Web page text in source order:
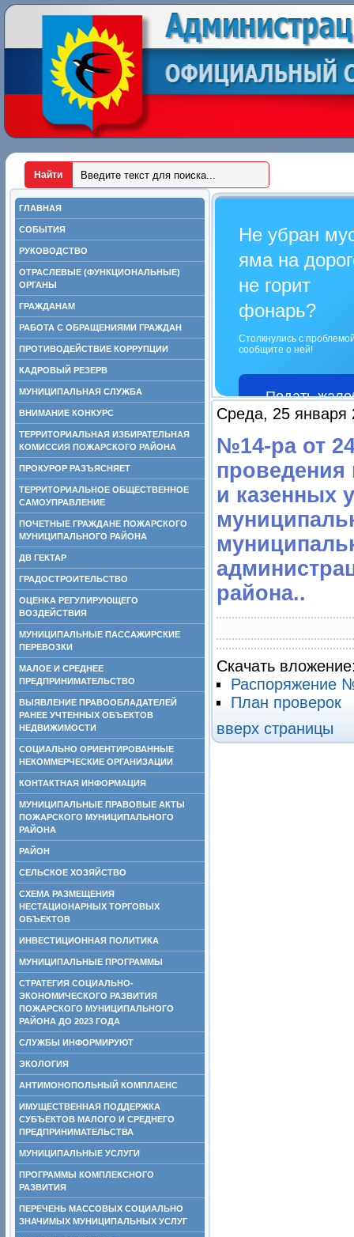
ГЛАВНАЯ
СОБЫТИЯ
РУКОВОДСТВО
ОТРАСЛЕВЫЕ (ФУНКЦИОНАЛЬНЫЕ)
ОРГАНЫ
ГРАЖДАНАМ
РАБОТА С ОБРАЩЕНИЯМИ ГРАЖДАН
ПРОТИВОДЕЙСТВИЕ КОРРУПЦИИ
КАДРОВЫЙ РЕЗЕРВ
МУНИЦИПАЛЬНАЯ СЛУЖБА
ВНИМАНИЕ КОНКУРС
ТЕРРИТОРИАЛЬНАЯ ИЗБИРАТЕЛЬНАЯ
КОМИССИЯ ПОЖАРСКОГО РАЙОНА
ПРОКУРОР РАЗЪЯСНЯЕТ
ТЕРРИТОРИАЛЬНОЕ ОБЩЕСТВЕННОЕ
САМОУПРАВЛЕНИЕ
ПОЧЕТНЫЕ ГРАЖДАНЕ ПОЖАРСКОГО
МУНИЦИПАЛЬНОГО РАЙОНА
ДВ ГЕКТАР
ГРАДОСТРОИТЕЛЬСТВО
ОЦЕНКА РЕГУЛИРУЮЩЕГО
ВОЗДЕЙСТВИЯ
МУНИЦИПАЛЬНЫЕ ПАССАЖИРСКИЕ
ПЕРЕВОЗКИ
МАЛОЕ И СРЕДНЕЕ
ПРЕДПРИНИМАТЕЛЬСТВО
ВЫЯВЛЕНИЕ ПРАВООБЛАДАТЕЛЕЙ
РАНЕЕ УЧТЕННЫХ ОБЪЕКТОВ
НЕДВИЖИМОСТИ
СОЦИАЛЬНО ОРИЕНТИРОВАННЫЕ
НЕКОММЕРЧЕСКИЕ ОРГАНИЗАЦИИ
КОНТАКТНАЯ ИНФОРМАЦИЯ
МУНИЦИПАЛЬНЫЕ ПРАВОВЫЕ АКТЫ
ПОЖАРСКОГО МУНИЦИПАЛЬНОГО
РАЙОНА
РАЙОН
СЕЛЬСКОЕ ХОЗЯЙСТВО
СХЕМА РАЗМЕЩЕНИЯ
НЕСТАЦИОНАРНЫХ ТОРГОВЫХ
ОБЪЕКТОВ
ИНВЕСТИЦИОННАЯ ПОЛИТИКА
МУНИЦИПАЛЬНЫЕ ПРОГРАММЫ
СТРАТЕГИЯ СОЦИАЛЬНО-
ЭКОНОМИЧЕСКОГО РАЗВИТИЯ
ПОЖАРСКОГО МУНИЦИПАЛЬНОГО
РАЙОНА ДО 2023 ГОДА
СЛУЖБЫ ИНФОРМИРУЮТ
ЭКОЛОГИЯ
АНТИМОНОПОЛЬНЫЙ КОМПЛАЕНС
ИМУЩЕСТВЕННАЯ ПОДДЕРЖКА
СУБЪЕКТОВ МАЛОГО И СРЕДНЕГО
ПРЕДПРИНИМАТЕЛЬСТВА
МУНИЦИПАЛЬНЫЕ УСЛУГИ
ПРОГРАММЫ КОМПЛЕКСНОГО
РАЗВИТИЯ
ПЕРЕЧЕНЬ МАССОВЫХ СОЦИАЛЬНО
ЗНАЧИМЫХ МУНИЦИПАЛЬНЫХ УСЛУГ
Не убран
яма на
не горит
фонарь?
Столкнулись с
сообщите о ней!
Подать
Среда, 25 января
№14-ра от
и казенных
района..
Скачать
Распоряжение
План проверок
вверх страницы